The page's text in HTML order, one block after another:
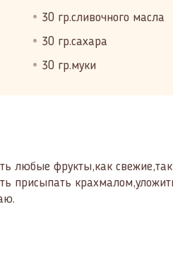
30 гр.сливочного масла
30 гр.сахара
30 гр.муки
любые фрукты,как
присыпать